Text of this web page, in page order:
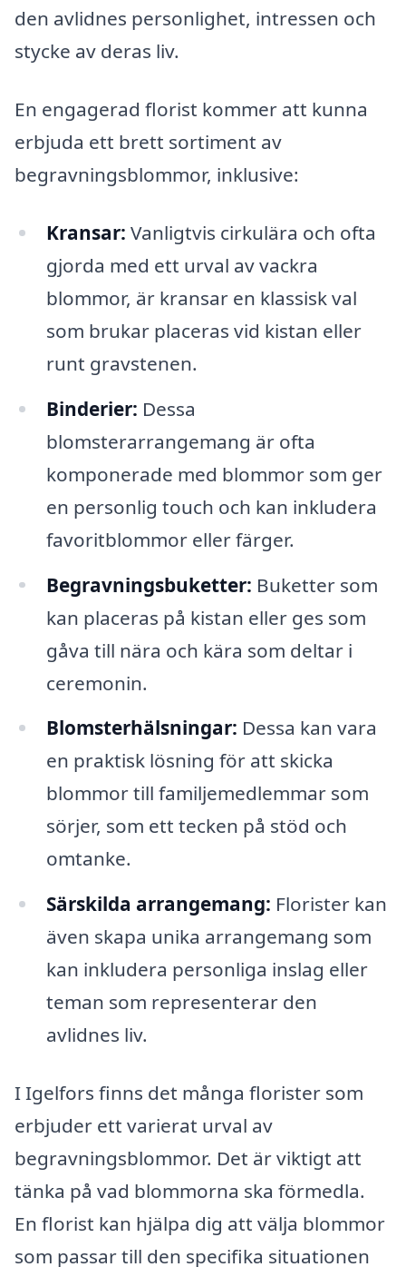
den avlidnes personlighet, intressen och
stycke av deras liv.
En engagerad florist kommer att kunna
erbjuda ett brett sortiment av
begravningsblommor, inklusive:
Kransar: Vanligtvis cirkulära och ofta
gjorda med ett urval av vackra
blommor, är kransar en klassisk val
som brukar placeras vid kistan eller
runt gravstenen.
Binderier: Dessa
blomsterarrangemang är ofta
komponerade med blommor som ger
en personlig touch och kan inkludera
favoritblommor eller färger.
Begravningsbuketter: Buketter som
kan placeras på kistan eller ges som
gåva till nära och kära som deltar i
ceremonin.
Blomsterhälsningar: Dessa kan vara
en praktisk lösning för att skicka
blommor till familjemedlemmar som
sörjer, som ett tecken på stöd och
omtanke.
Särskilda arrangemang: Florister kan
även skapa unika arrangemang som
kan inkludera personliga inslag eller
teman som representerar den
avlidnes liv.
I Igelfors finns det många florister som
erbjuder ett varierat urval av
begravningsblommor. Det är viktigt att
tänka på vad blommorna ska förmedla.
En florist kan hjälpa dig att välja blommor
som passar till den specifika situationen